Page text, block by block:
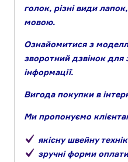
голок, різні види
мовою.
Ознайомитися з
зворотний дзвінок для
інформації.
Вигода покупки в
Ми пропонуємо
якісну швейну
зручні форми